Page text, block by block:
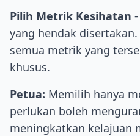
Pilih Metrik Kesihatan
yang hendak
semua metrik yang
khusus.
Petua: Memilih hanya
perlukan boleh
meningkatkan kelajuan